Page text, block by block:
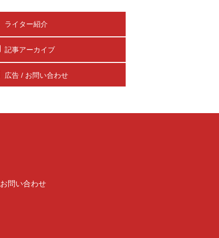
ライター紹介
記事アーカイブ
広告 / お問い合わせ
お問い合わせ